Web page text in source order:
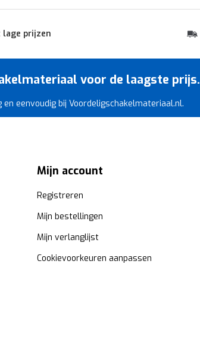
lage prijzen
voor de laagste prijs.
eenvoudig bij Voordeligschakelmateriaal.nl.
Mijn account
Registreren
Mijn bestellingen
Mijn verlanglijst
Cookievoorkeuren aanpassen